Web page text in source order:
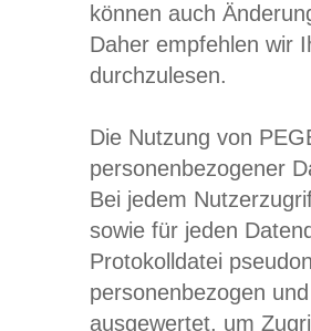
können auch
Daher empfehlen wir
durchzulesen.
Die Nutzung von
personenbezogener
Bei jedem
sowie für jeden
Protokolldatei
personenbezogen
ausgewertet, um